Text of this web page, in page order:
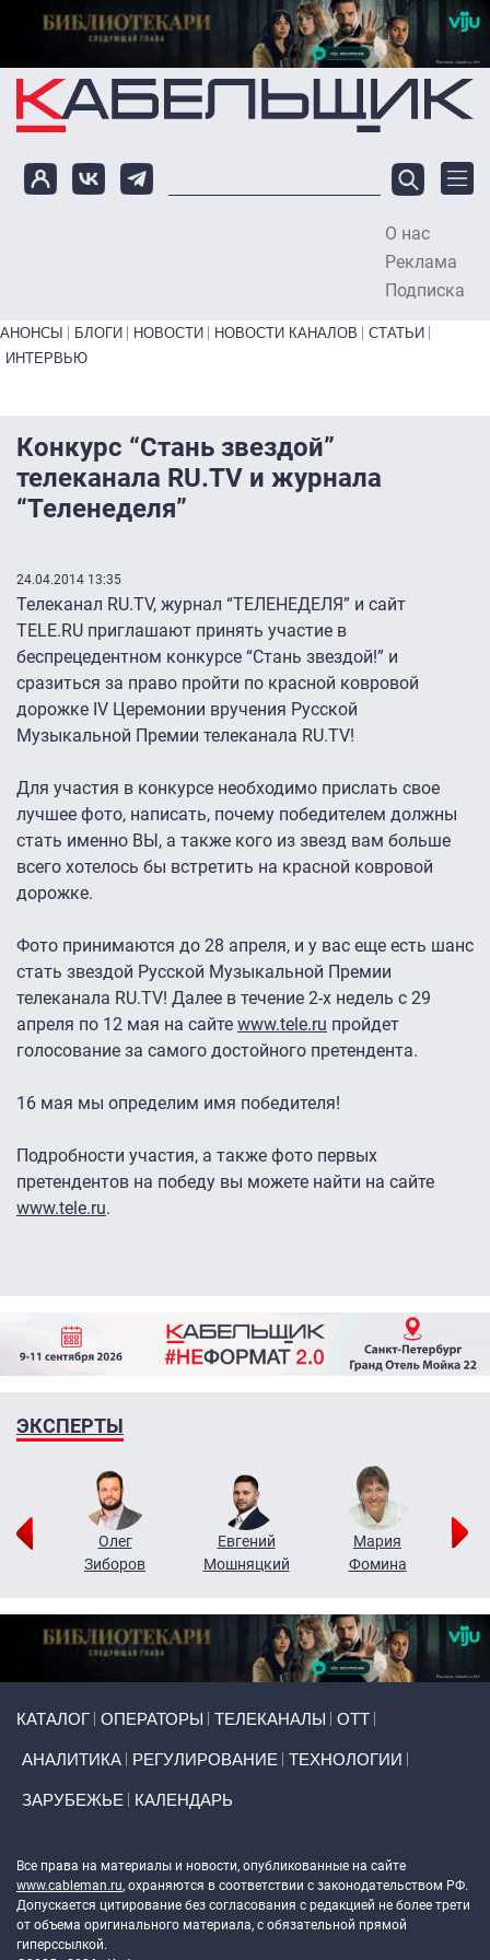
Перейти к основному содержанию
О нас
Реклама
Подписка
Primary links bottom
АНОНСЫ БЛОГИ НОВОСТИ НОВОСТИ КАНАЛОВ
СТАТЬИ
ИНТЕРВЬЮ
Конкурс “Стань звездой”
телеканала RU.TV и журнала
“Теленеделя”
24.04.2014 13:35
Телеканал RU.TV, журнал “ТЕЛЕНЕДЕЛЯ” и сайт
TELE.RU приглашают принять участие в
беспрецедентном конкурсе “Стань звездой!” и
сразиться за право пройти по красной ковровой
дорожке IV Церемонии вручения Русской
Музыкальной Премии телеканала RU.TV!
Для участия в конкурсе необходимо прислать свое
лучшее фото, написать, почему победителем должны
стать именно ВЫ, а также кого из звезд вам больше
всего хотелось бы встретить на красной ковровой
дорожке.
Фото принимаются до 28 апреля, и у вас еще есть шанс
стать звездой Русской Музыкальной Премии
телеканала RU.TV! Далее в течение 2-х недель с 29
апреля по 12 мая на сайте www.tele.ru пройдет
голосование за самого достойного претендента.
16 мая мы определим имя победителя!
Подробности участия, а также фото первых
претендентов на победу вы можете найти на сайте
www.tele.ru.
ЭКСПЕРТЫ
Олег
Зиборов
Евгений
Мошняцкий
Мария
Фомина
КАТАЛОГ ОПЕРАТОРЫ ТЕЛЕКАНАЛЫ ОТТ
АНАЛИТИКА РЕГУЛИРОВАНИЕ ТЕХНОЛОГИИ
ЗАРУБЕЖЬЕ КАЛЕНДАРЬ
Все права на материалы и новости, опубликованные на сайте
www.cableman.ru, охраняются в соответствии с законодательством РФ.
Допускается цитирование без согласования с редакцией не более трети
от объема оригинального материала, с обязательной прямой
гиперссылкой.